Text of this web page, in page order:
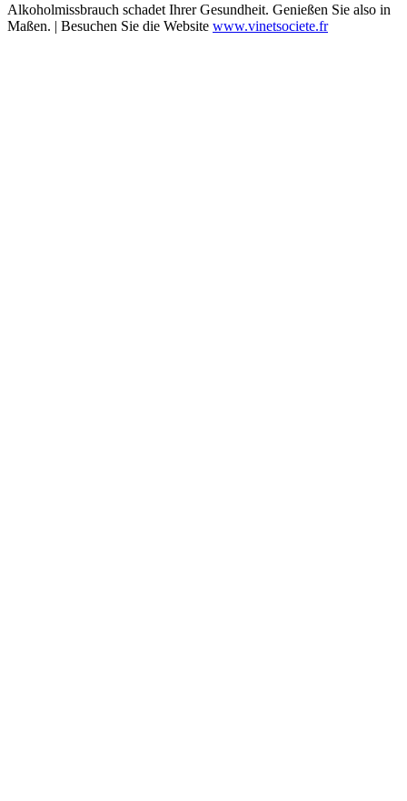
Alkoholmissbrauch schadet Ihrer Gesundheit. Genießen Sie also in
Maßen. | Besuchen Sie die Website www.vinetsociete.fr